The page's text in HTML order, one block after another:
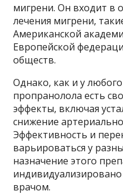
мигрени. Он входит в
лечения мигрени,
Американской
Европейской
обществ.
Однако, как и у
пропранолола есть
эффекты, включая
снижение
Эффективность и
варьироваться у
назначение этого
врачом.